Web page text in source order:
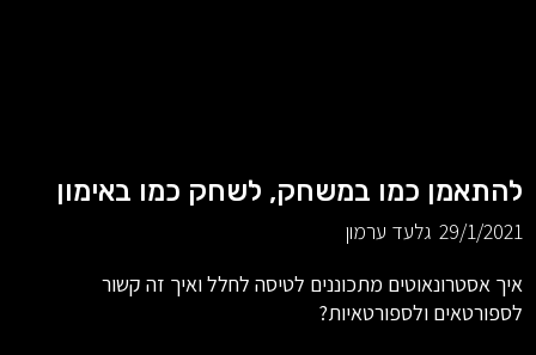
להתאמן כמו במשחק, לשחק כמו באימון
29/1/2021 גלעד ערמון
איך אסטרונאוטים מתכוננים לטיסה לחלל ואיך זה קשור
לספורטאים ולספורטאיות?